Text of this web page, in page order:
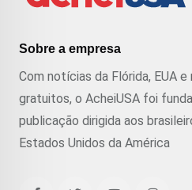
Sobre a empresa
Com notícias da Flórida, EUA
gratuitos, o AcheiUSA foi
publicação dirigida aos
Estados Unidos da América